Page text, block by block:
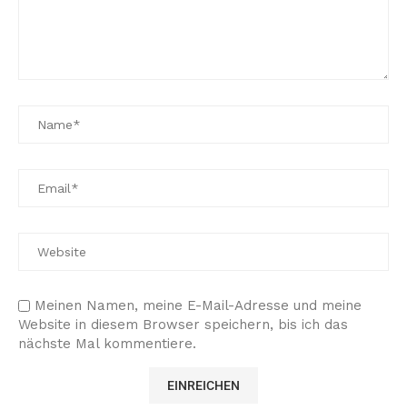
Meinen Namen, meine E-Mail-Adresse und meine
Website in diesem Browser speichern, bis ich das
nächste Mal kommentiere.